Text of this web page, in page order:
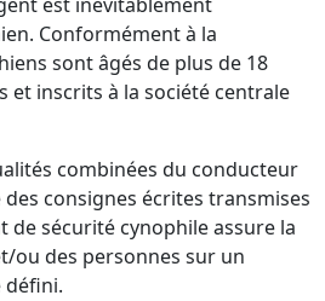
Conformément à la
sont âgés de plus de 18
et inscrits à la société centrale
combinées du conducteur
consignes écrites transmises
de sécurité cynophile assure la
ou des personnes sur un
défini.